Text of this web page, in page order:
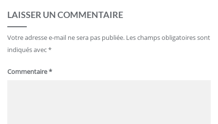
LAISSER UN COMMENTAIRE
Votre adresse e-mail ne sera pas publiée. Les champs obligatoires sont
indiqués avec*
Commentaire*